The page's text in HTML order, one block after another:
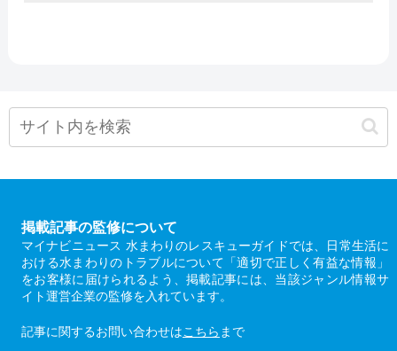
掲載記事の監修について
マイナビニュース 水まわりのレスキューガイドでは、日常生活に
おける水まわりのトラブルについて「適切で正しく有益な情報」
をお客様に届けられるよう、掲載記事には、当該ジャンル情報サ
イト運営企業の監修を入れています。
記事に関するお問い合わせはこちら まで